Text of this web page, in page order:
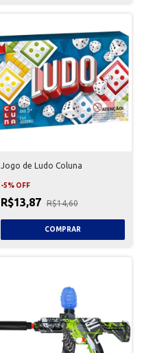
Jogo de Ludo Coluna
-5% OFF
R$13,87 R$14,60